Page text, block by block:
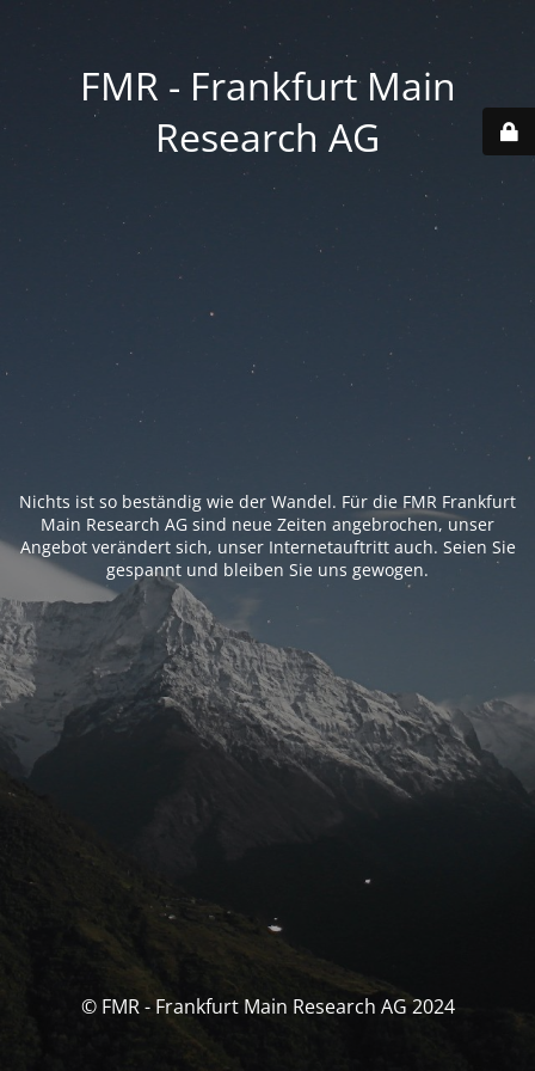
FMR - Frankfurt Main
Research AG
Nichts ist so beständig wie der Wandel. Für die FMR Frankfurt
Main Research AG sind neue Zeiten angebrochen, unser
Angebot verändert sich, unser Internetauftritt auch. Seien Sie
gespannt und bleiben Sie uns gewogen.
© FMR - Frankfurt Main Research AG 2024